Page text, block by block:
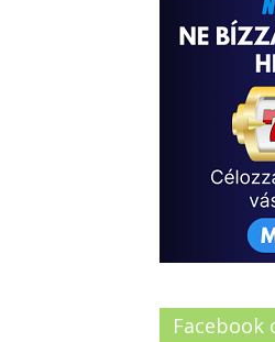
Facebook